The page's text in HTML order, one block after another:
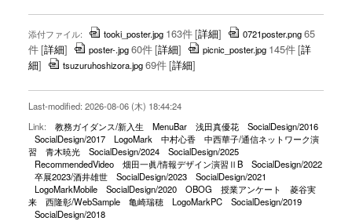
添付ファイル: tooki_poster.jpg 163件[詳細] 0721poster.png65
件[詳細] poster-.jpg60件[詳細] picnic_poster.jpg 145件[詳
細] tsuzuruhoshizora.jpg69件[詳細]
Last-modified: 2026-08-06 (木) 18:44:24
Link:
教務ガイダンス/新入生 MenuBar 浅田真優花
SocialDesign/2016
SocialDesign/2017
LogoMark 中村心香
中西華子/通信ネットワーク演
習
青木暁光 SocialDesign/2024
SocialDesign/2025
RecommendedVideo
畑田一眞/情報デザイン演習ⅡB
SocialDesign/2022
卒展2023/酒井雄世
SocialDesign/2023
SocialDesign/2021
LogoMarkMobile
SocialDesign/2020 OBOG 授業アンケート
菱谷実
来
西隆彰/WebSample 亀崎瑞穂 LogoMarkPC
SocialDesign/2019
SocialDesign/2018